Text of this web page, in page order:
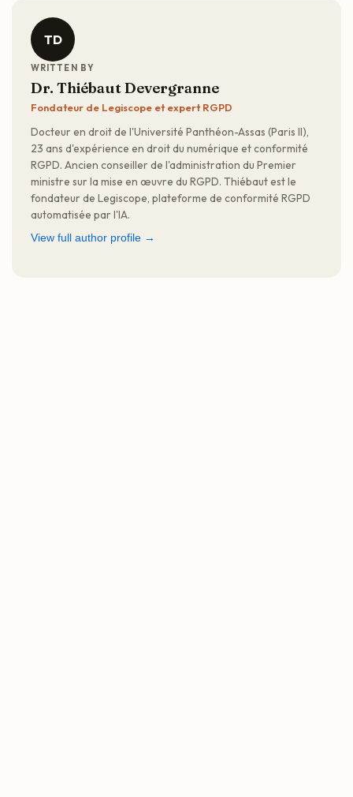
TD
WRITTEN BY
Dr. Thiébaut Devergranne
Fondateur de Legiscope et expert RGPD
Docteur en droit de l'Université Panthéon-Assas (Paris II),
23 ans d'expérience en droit du numérique et conformité
RGPD. Ancien conseiller de l'administration du Premier
ministre sur la mise en œuvre du RGPD. Thiébaut est le
fondateur de Legiscope, plateforme de conformité RGPD
automatisée par l'IA.
View full author profile →